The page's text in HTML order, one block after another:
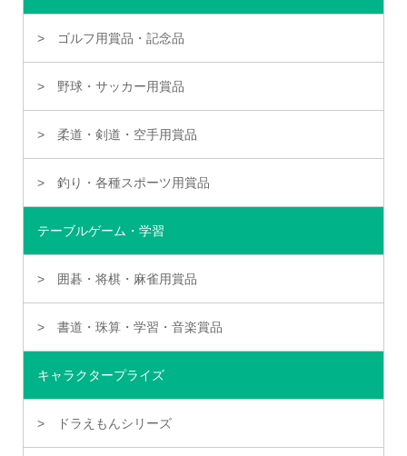
ゴルフ用賞品・記念品
野球・サッカー用賞品
柔道・剣道・空手用賞品
釣り・各種スポーツ用賞品
テーブルゲーム・学習
囲碁・将棋・麻雀用賞品
書道・珠算・学習・音楽賞品
キャラクタープライズ
ドラえもんシリーズ